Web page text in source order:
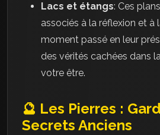
Lacs et étangs: Ces
associés à la réflexion et à
moment passé en leur
des vérités cachées dans
votre être.
🔮 Les Pierres :
Secrets Anciens